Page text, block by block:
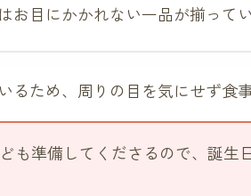
目にかかれない一品が揃ってい
るため、周りの目を気にせず食
も準備してくださるので、誕生